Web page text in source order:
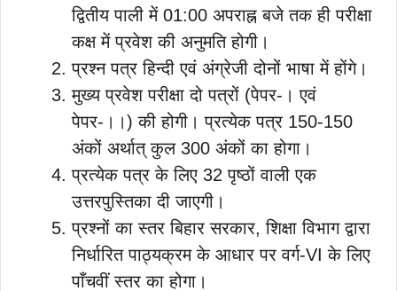
द्वितीय पाली में 01:00 अपराह्न बजे तक ही परीक्षा
कक्ष में प्रवेश की अनुमति होगी।
प्रश्न पत्र हिन्दी एवं अंग्रेजी दोनों भाषा में होंगे।
मुख्य प्रवेश परीक्षा दो पत्रों (पेपर-। एवं
पेपर-।।) की होगी। प्रत्येक पत्र 150-150
अंकों अर्थात् कुल 300 अंकों का होगा।
प्रत्येक पत्र के लिए 32 पृष्ठों वाली एक
उत्तरपुस्तिका दी जाएगी।
प्रश्नों का स्तर बिहार सरकार, शिक्षा विभाग द्वारा
निर्धारित पाठ्यक्रम के आधार पर वर्ग-VI के लिए
पाँचवीं स्तर का होगा।